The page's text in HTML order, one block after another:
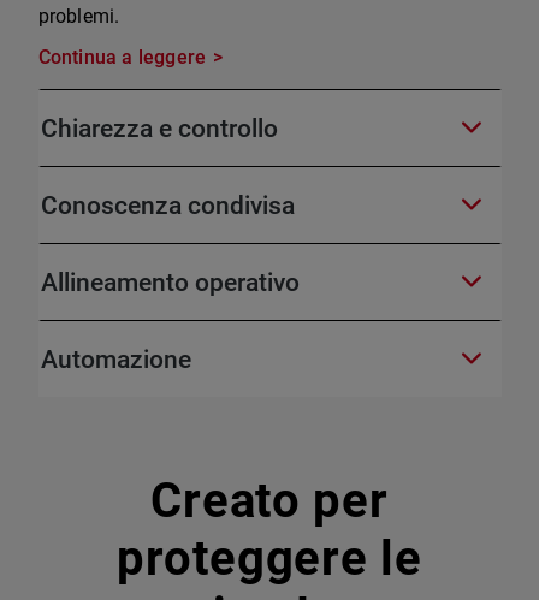
problemi.
Continua a leggere
Chiarezza e controllo
Conoscenza condivisa
Allineamento operativo
Automazione
Creato per
proteggere le